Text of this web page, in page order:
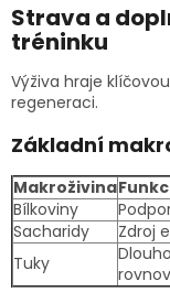
Strava a
tréninku
Výživa hraje
regeneraci.
Základní
Makroživina
Bílkoviny
Sacharidy
Zdroj
Tuky